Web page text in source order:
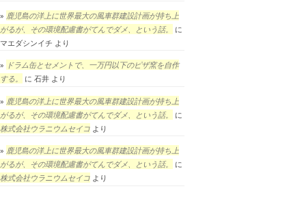
鹿児島の洋上に世界最大の風車群建設計画が持ち上
がるが、その環境配慮書がてんでダメ、という話。
に
マエダシンイチ より
ドラム缶とセメントで、一万円以下のピザ窯を自作
する。
に 石井 より
鹿児島の洋上に世界最大の風車群建設計画が持ち上
がるが、その環境配慮書がてんでダメ、という話。
に
株式会社ウラニウムセイコ より
鹿児島の洋上に世界最大の風車群建設計画が持ち上
がるが、その環境配慮書がてんでダメ、という話。
に
株式会社ウラニウムセイコ より